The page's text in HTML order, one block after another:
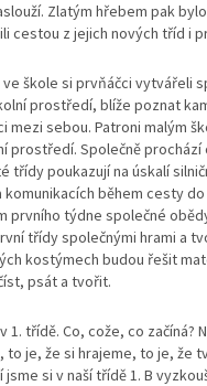
Zlatým hřebem pak
cestou z jejich nových tříd i
ve škole si prvňáčci vytvářeli
prostředí, blíže poznat
mezi sebou. Patroni malým
prostředí. Společně
třídy poukazují na úskalí
komunikacích během cesty
prvního týdne společné
třídy společnými hrami a
kostýmech budou řešit
psát a tvořit.
1. třídě. Co, cože, co
to je, že si hrajeme, to je, že
jsme si v naší třídě 1. B